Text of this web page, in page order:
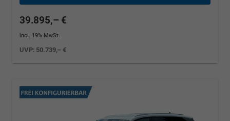
39.895,– €
incl. 19% MwSt.
UVP: 50.739,– €